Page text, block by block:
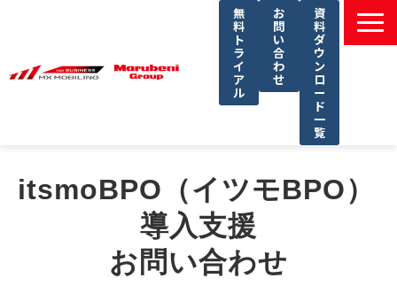
無
料
ト
ラ
イ
ア
ル
お
問
い
合
わ
せ
資
料
ダ
ウ
ン
ロ
ー
ド
一
覧
課題別ソリューション一覧
サービス一覧
導入事例
itsmoBPO（イツモBPO）
導入支援
お問い合わせ